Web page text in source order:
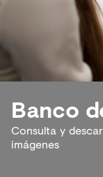
Banco
Consulta y
imágenes